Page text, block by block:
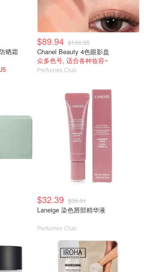
晒霜
$89.94 $106.35
Chanel Beauty 4色眼影盘
众多色号, 适合各种妆容~
Perfumes Club
$32.39 $36.01
Laneige 染色唇部精华液
Perfumes Club